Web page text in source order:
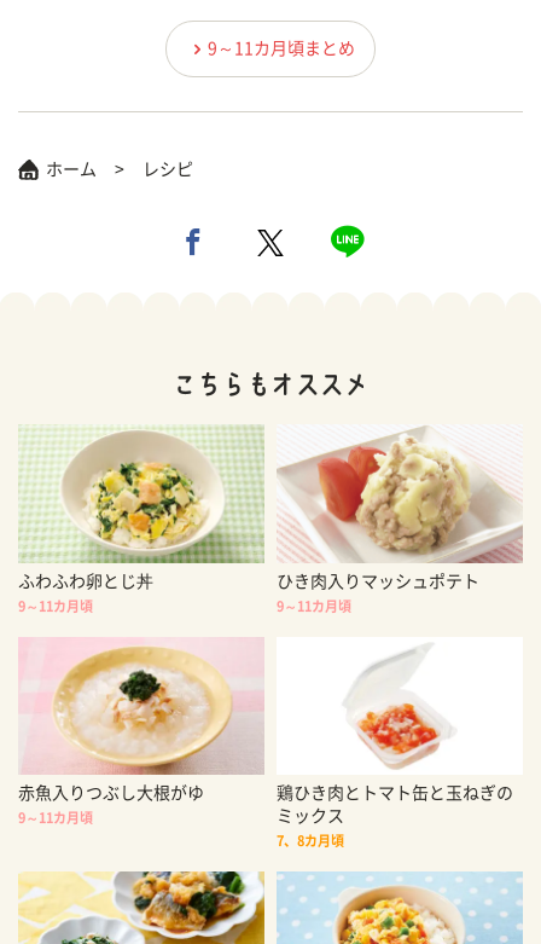
9～11カ月頃まとめ
ホーム レシピ
ふわふわ卵とじ丼
9～11カ月頃
ひき肉入りマッシュポテト
9～11カ月頃
赤魚入りつぶし大根がゆ
9～11カ月頃
鶏ひき肉とトマト缶と玉ねぎの
ミックス
7、8カ月頃